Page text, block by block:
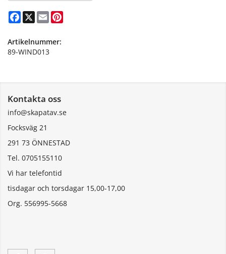
Facebook
X Email
Artikelnummer:
89-WIND013
Kontakta oss
info@skapatav.se
Focksväg 21
291 73 ÖNNESTAD
Tel. 0705155110
Vi har telefontid
tisdagar och torsdagar 15,00-17,00
Org. 556995-5668